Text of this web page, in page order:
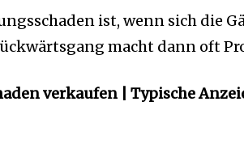
ist, wenn sich die
macht dann oft
verkaufen | Typische